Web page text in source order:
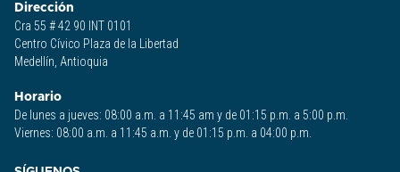
Dirección
Cra 55 # 42 90 INT 0101
Centro Cívico Plaza de la Libertad
Medellín, Antioquia
Horario
De lunes a jueves: 08:00 a.m. a 11:45 am y de 01:15 p.m. a 5:00 p.m.
Viernes: 08:00 a.m. a 11:45 a.m. y de 01:15 p.m. a 04:00 p.m.